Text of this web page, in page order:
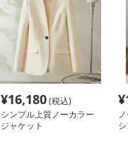
¥16,180(税込)
シンプル上質ノーカラー
ジャケット
¥